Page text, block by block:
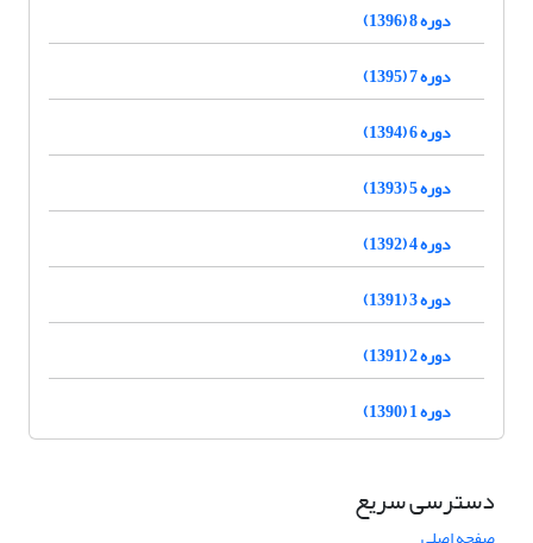
دوره 8 (1396)
دوره 7 (1395)
دوره 6 (1394)
دوره 5 (1393)
دوره 4 (1392)
دوره 3 (1391)
دوره 2 (1391)
دوره 1 (1390)
دسترسی سریع